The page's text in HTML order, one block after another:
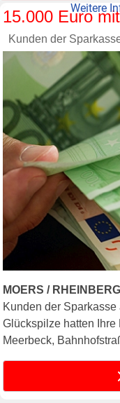
15.000 Euro
Kunden der
MOERS /
Kunden der
Glückspilze hatten Ihre
Meerbeck,
Weitere